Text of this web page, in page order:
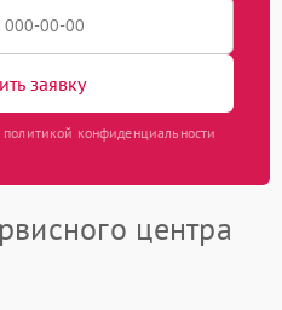
заявку
конфиденциальности
центра